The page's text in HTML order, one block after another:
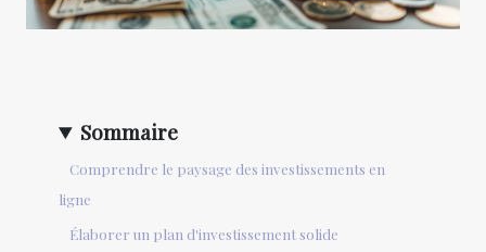
Sommaire
Comprendre le paysage des investissements en
ligne
Élaborer un plan d'investissement solide